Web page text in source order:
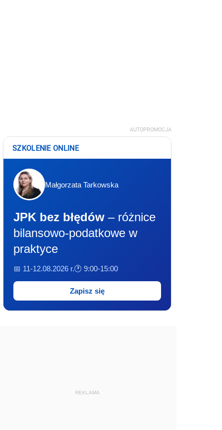
AUTOPROMOCJA
SZKOLENIE ONLINE
Małgorzata Tarkowska
JPK bez błędów – różnice
bilansowo-podatkowe w
praktyce
📅 11-12.08.2026 r.🕐 9:00-15:00
Zapisz się
REKLAMA